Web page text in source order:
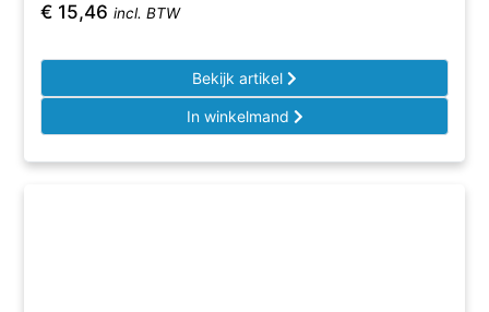
€ 15,46 incl. BTW
Bekijk artikel
In winkelmand